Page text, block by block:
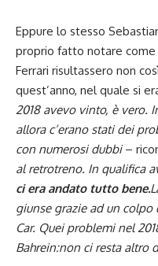
Eppure lo stesso
proprio fatto notare come
Ferrari risultassero non
quest’anno, nel quale si
2018 avevo vinto, è vero.
allora c’erano stati dei
con numerosi dubbi–
al retrotreno. In qualifica
ci era andato tutto bene.
giunse grazie ad un
Car. Quei problemi nel
Bahrein:non ci resta altro